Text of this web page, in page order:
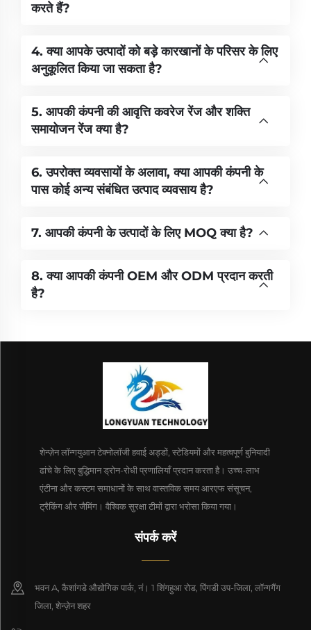
करते हैं?
4. क्या आपके उत्पादों को बड़े कारखानों के परिसर के लिए
अनुकूलित किया जा सकता है?
5. आपकी कंपनी की आवृत्ति कवरेज रेंज और शक्ति
समायोजन रेंज क्या है?
6. उपरोक्त व्यवसायों के अलावा, क्या आपकी कंपनी के
पास कोई अन्य संबंधित उत्पाद व्यवसाय है?
7. आपकी कंपनी के उत्पादों के लिए MOQ क्या है?
8. क्या आपकी कंपनी OEM और ODM प्रदान करती
है?
शेन्ज़ेन लॉन्गयुआन टेक्नोलॉजी हवाई अड्डों, स्टेडियमों और महत्वपूर्ण बुनियादी
ढांचे के लिए बुद्धिमान ड्रोन-रोधी प्रणालियाँ प्रदान करता है। उच्च-लाभ
एंटीना और कस्टम समाधानों के साथ वास्तविक समय आरएफ संसूचन,
ट्रैकिंग और जैमिंग। वैश्विक सुरक्षा टीमों द्वारा भरोसा किया गया।
संपर्क करें
भवन A, कैशांगडे औद्योगिक पार्क, नं। 1 शिंगहुआ रोड, पिंगडी उप-जिला, लॉन्गगैंग
जिला, शेन्ज़ेन शहर